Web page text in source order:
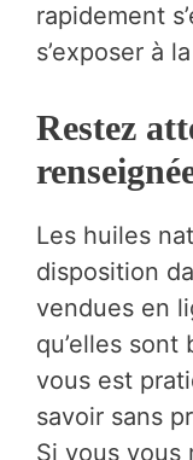
rapidement
s’exposer à
Restez
Les huiles
disposition
vendues en
qu’elles sont
vous est
savoir sans
Si vous vous